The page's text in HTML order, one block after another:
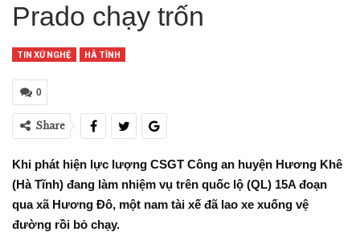
Prado chạy trốn
TIN XỨ NGHỆ HÀ TĨNH
0
Share
Khi phát hiện lực lượng CSGT Công an huyện Hương Khê
(Hà Tĩnh) đang làm nhiệm vụ trên quốc lộ (QL) 15A đoạn
qua xã Hương Đô, một nam tài xế đã lao xe xuống vệ
đường rồi bỏ chạy.